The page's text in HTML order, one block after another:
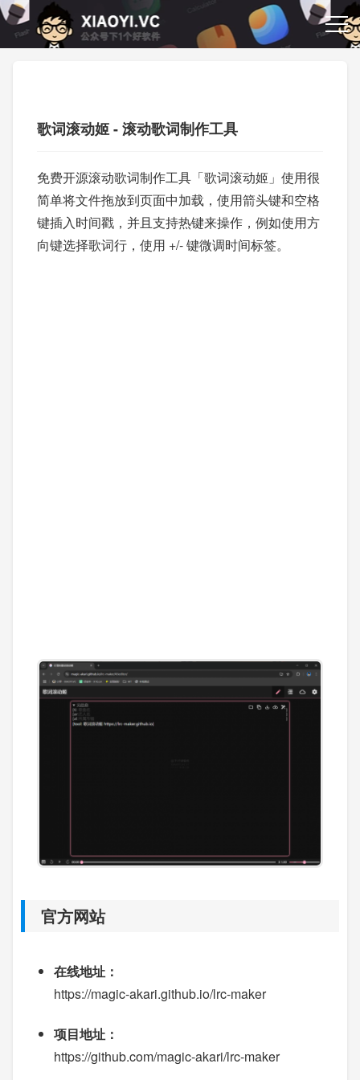
歌词滚动姬 - 滚动歌词制作工具
免费开源滚动歌词制作工具「歌词滚动姬」使用很
简单将文件拖放到页面中加载，使用箭头键和空格
键插入时间戳，并且支持热键来操作，例如使用方
向键选择歌词行，使用 +/- 键微调时间标签。
官方网站
在线地址：
https://magic-akari.github.io/lrc-maker
项目地址：
https://github.com/magic-akari/lrc-maker